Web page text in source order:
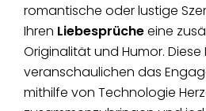
romantische oder lustige
Ihren Liebesprücheeine
Originalität und Humor.
veranschaulichen das
mithilfe von Technologie